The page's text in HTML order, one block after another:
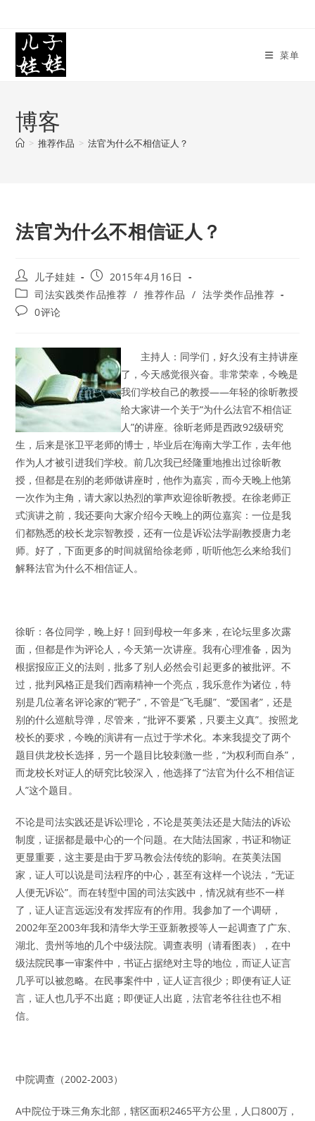
content
菜单
博客
> 推荐作品 > 法官为什么不相信证人？
法官为什么不相信证人？
Post
author:
儿子娃娃
Post
published:
2015年4月16日
Post
category:
司法实践类作品推荐 / 推荐作品 / 法学类作品推荐
Post0评论
主持人：同学们，好久没有主持讲座
了，今天感觉很兴奋。非常荣幸，今晚是
我们学校自己的教授——年轻的徐昕教授
给大家讲一个关于“为什么法官不相信证
人”的讲座。徐昕老师是西政92级研究
生，后来是张卫平老师的博士，毕业后在海南大学工作，去年他
作为人才被引进我们学校。前几次我已经隆重地推出过徐昕教
授，但都是在别的老师做讲座时，他作为嘉宾，而今天晚上他第
一次作为主角，请大家以热烈的掌声欢迎徐昕教授。在徐老师正
式演讲之前，我还要向大家介绍今天晚上的两位嘉宾：一位是我
们都熟悉的校长龙宗智教授，还有一位是诉讼法学副教授唐力老
师。好了，下面更多的时间就留给徐老师，听听他怎么来给我们
解释法官为什么不相信证人。
徐昕：各位同学，晚上好！回到母校一年多来，在论坛里多次露
面，但都是作为评论人，今天第一次讲座。我有心理准备，因为
根据报应正义的法则，批多了别人必然会引起更多的被批评。不
过，批判风格正是我们西南精神一个亮点，我乐意作为诸位，特
别是几位著名评论家的“靶子”，不管是“飞毛腿”、“爱国者”，还是
别的什么巡航导弹，尽管来，“批评不要紧，只要主义真”。按照龙
校长的要求，今晚的演讲有一点过于学术化。本来我提交了两个
题目供龙校长选择，另一个题目比较刺激一些，“为权利而自杀”，
而龙校长对证人的研究比较深入，他选择了“法官为什么不相信证
人”这个题目。
不论是司法实践还是诉讼理论，不论是英美法还是大陆法的诉讼
制度，证据都是最中心的一个问题。在大陆法国家，书证和物证
更显重要，这主要是由于罗马教会法传统的影响。在英美法国
家，证人可以说是司法程序的中心，甚至有这样一个说法，“无证
人便无诉讼”。而在转型中国的司法实践中，情况就有些不一样
了，证人证言远远没有发挥应有的作用。我参加了一个调研，
2002年至2003年我和清华大学王亚新教授等人一起调查了广东、
湖北、贵州等地的几个中级法院。调查表明（请看图表），在中
级法院民事一审案件中，书证占据绝对主导的地位，而证人证言
几乎可以被忽略。在民事案件中，证人证言很少；即便有证人证
言，证人也几乎不出庭；即便证人出庭，法官老爷往往也不相
信。
中院调查（2002-2003）
A中院位于珠三角东北部，辖区面积2465平方公里，人口800万，